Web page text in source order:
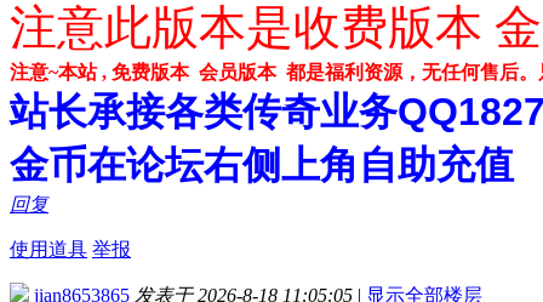
注意此版本是收费版本
注意~本站 , 免费版本 会员版本 都是福利资源，无任何售后
站长承接各类传奇业务
金币在论坛右侧上角自助充值
回复
使用道具 举报
jian8653865 发表于 2026-8-18 11:05:05 | 显示全部楼层